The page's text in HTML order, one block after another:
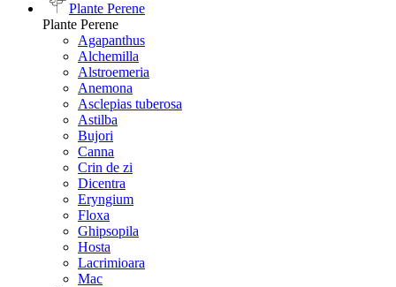
Plante Perene
Plante Perene
Agapanthus
Alchemilla
Alstroemeria
Anemona
Asclepias tuberosa
Astilba
Bujori
Canna
Crin de zi
Dicentra
Eryngium
Floxa
Ghipsopila
Hosta
Lacrimioara
Mac